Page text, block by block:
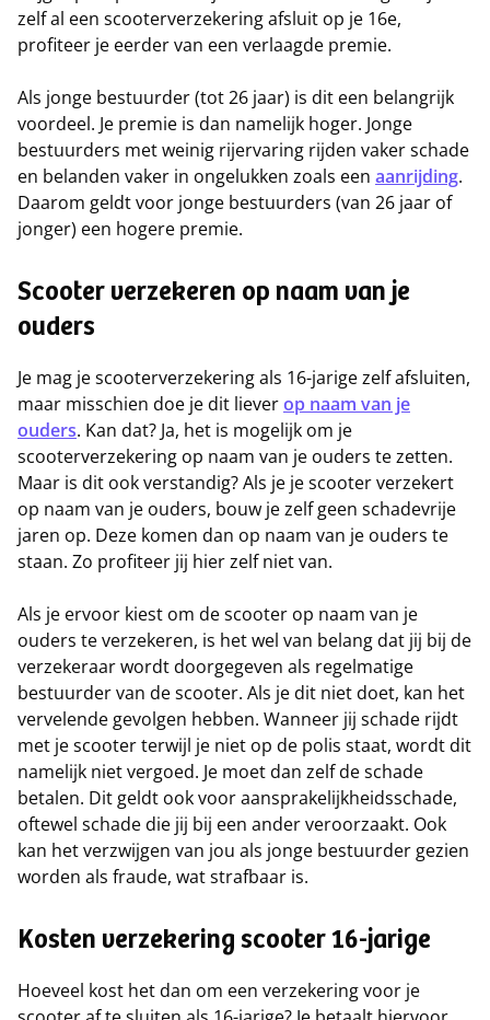
zelf al een scooterverzekering afsluit op je 16e,
profiteer je eerder van een verlaagde premie.
Als jonge bestuurder (tot 26 jaar) is dit een belangrijk
voordeel. Je premie is dan namelijk hoger. Jonge
bestuurders met weinig rijervaring rijden vaker schade
en belanden vaker in ongelukken zoals een aanrijding.
Daarom geldt voor jonge bestuurders (van 26 jaar of
jonger) een hogere premie.
Scooter verzekeren op naam van je
ouders
Je mag je scooterverzekering als 16-jarige zelf afsluiten,
maar misschien doe je dit lieverop naam van je
ouders. Kan dat? Ja, het is mogelijk om je
scooterverzekering op naam van je ouders te zetten.
Maar is dit ook verstandig? Als je je scooter verzekert
op naam van je ouders, bouw je zelf geen schadevrije
jaren op. Deze komen dan op naam van je ouders te
staan. Zo profiteer jij hier zelf niet van.
Als je ervoor kiest om de scooter op naam van je
ouders te verzekeren, is het wel van belang dat jij bij de
verzekeraar wordt doorgegeven als regelmatige
bestuurder van de scooter. Als je dit niet doet, kan het
vervelende gevolgen hebben. Wanneer jij schade rijdt
met je scooter terwijl je niet op de polis staat, wordt dit
namelijk niet vergoed. Je moet dan zelf de schade
betalen. Dit geldt ook voor aansprakelijkheidsschade,
oftewel schade die jij bij een ander veroorzaakt. Ook
kan het verzwijgen van jou als jonge bestuurder gezien
worden als fraude, wat strafbaar is.
Kosten verzekering scooter 16-jarige
Hoeveel kost het dan om een verzekering voor je